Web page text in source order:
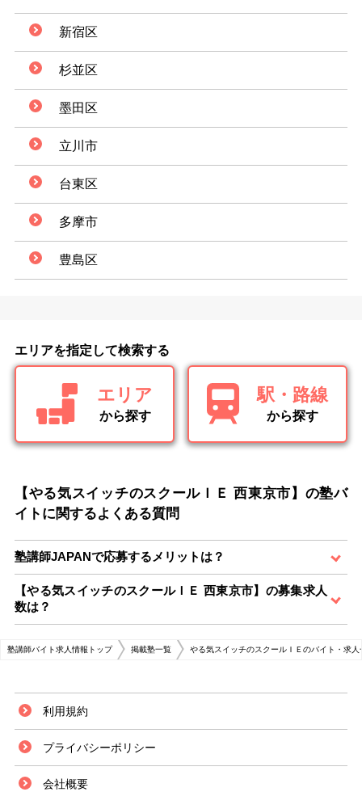
新宿区
杉並区
墨田区
立川市
台東区
多摩市
豊島区
エリアを指定して検索する
エリア
から探す
駅・路線
から探す
【やる気スイッチのスクールＩＥ 西東京市】の塾バ
イトに関するよくある質問
塾講師JAPANで応募するメリットは？
【やる気スイッチのスクールＩＥ 西東京市】の募集求人
数は？
塾講師バイト求人情報トップ 掲載塾一覧 やる気スイッチのスクールＩＥのバイト・求人
利用規約
プライバシーポリシー
会社概要